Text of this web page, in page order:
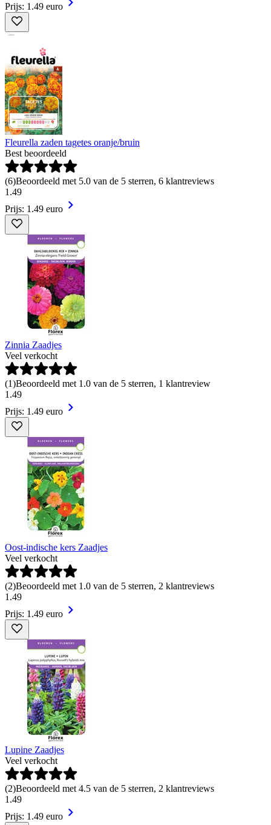
Prijs: 1.49 euro
Fleurella zaden tagetes oranje/bruin
Best beoordeeld
(6)Beoordeeld met 5.0 van de 5 sterren, 6 klantreviews
1 .49
Prijs: 1.49 euro
Zinnia Zaadjes
Veel verkocht
(1)Beoordeeld met 1.0 van de 5 sterren, 1 klantreview
1 .49
Prijs: 1.49 euro
Oost-indische kers Zaadjes
Veel verkocht
(2)Beoordeeld met 1.0 van de 5 sterren, 2 klantreviews
1 .49
Prijs: 1.49 euro
Lupine Zaadjes
Veel verkocht
(2)Beoordeeld met 4.5 van de 5 sterren, 2 klantreviews
1 .49
Prijs: 1.49 euro